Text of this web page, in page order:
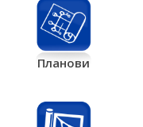
Планови